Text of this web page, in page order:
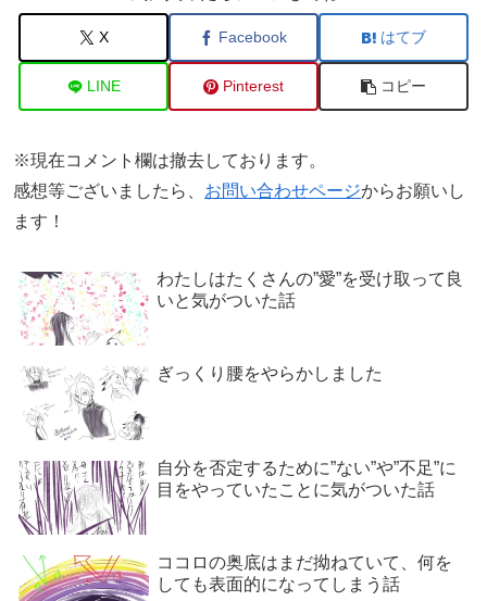
X Facebook はてブ
LINE Pinterest コピー
※現在コメント欄は撤去しております。
感想等ございましたら、 お問い合わせページからお願いし
ます！
わたしはたくさんの”愛”を受け取って良
いと気がついた話
ぎっくり腰をやらかしました
自分を否定するために”ない”や”不足”に
目をやっていたことに気がついた話
ココロの奥底はまだ拗ねていて、何を
しても表面的になってしまう話